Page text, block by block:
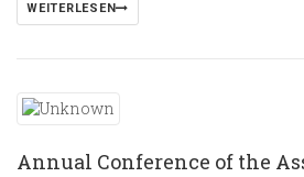
WEITERLESEN
Annual Conference of the